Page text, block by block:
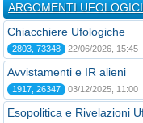
ARGOMENTI UFOLOGICI
Chiacchiere Ufologiche
2803, 73348 22/06/2026, 15:45
Avvistamenti e IR alieni
1917, 26347 03/12/2025, 11:00
Esopolitica e Rivelazioni